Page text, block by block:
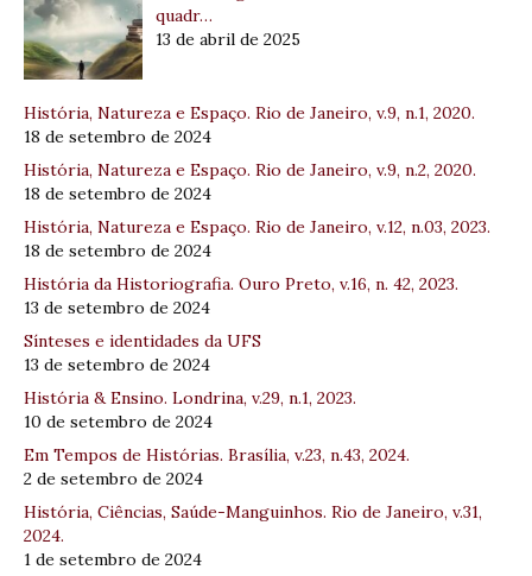
quadr…
13 de abril de 2025
História, Natureza e Espaço. Rio de Janeiro, v.9, n.1, 2020.
18 de setembro de 2024
História, Natureza e Espaço. Rio de Janeiro, v.9, n.2, 2020.
18 de setembro de 2024
História, Natureza e Espaço. Rio de Janeiro, v.12, n.03, 2023.
18 de setembro de 2024
História da Historiografia. Ouro Preto, v.16, n. 42, 2023.
13 de setembro de 2024
Sínteses e identidades da UFS
13 de setembro de 2024
História & Ensino. Londrina, v.29, n.1, 2023.
10 de setembro de 2024
Em Tempos de Histórias. Brasília, v.23, n.43, 2024.
2 de setembro de 2024
História, Ciências, Saúde-Manguinhos. Rio de Janeiro, v.31,
2024.
1 de setembro de 2024